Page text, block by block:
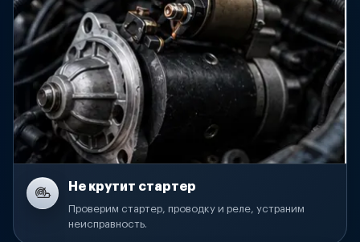
Не крутит стартер
Проверим стартер, проводку и реле, устраним
неисправность.